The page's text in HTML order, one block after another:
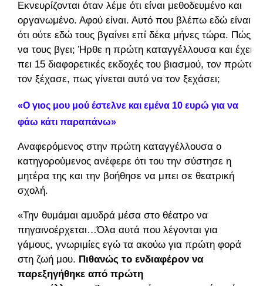
Εκνευρίζονται όταν λέμε ότι είναι μεθοδευμένο και
οργανωμένο. Αφού είναι. Αυτό που βλέπω εδώ είναι,
ότι ούτε εδώ τους βγαίνει επί δέκα μήνες τώρα. Πώς
να τους βγει; Ήρθε η πρώτη καταγγέλλουσα και έχει
πει 15 διαφορετικές εκδοχές του βιασμού, τον πρώτο
τον ξέχασε, πως γίνεται αυτό να τον ξεχάσει;
«Ο γιος μου μού έστελνε και εμένα 10 ευρώ για να
φάω κάτι παραπάνω»
Αναφερόμενος στην πρώτη καταγγέλλουσα ο
κατηγορούμενος ανέφερε ότι του την σύστησε η
μητέρα της και την βοήθησε να μπει σε θεατρική
σχολή.
«Την θυμάμαι αμυδρά μέσα στο θέατρο να
πηγαινοέρχεται…Όλα αυτά που λέγονται για
γάμους, γνωριμίες εγώ τα ακούω για πρώτη φορά
στη ζωή μου. Πιθανώς το ενδιαφέρον να
παρεξηγήθηκε από πρώτη